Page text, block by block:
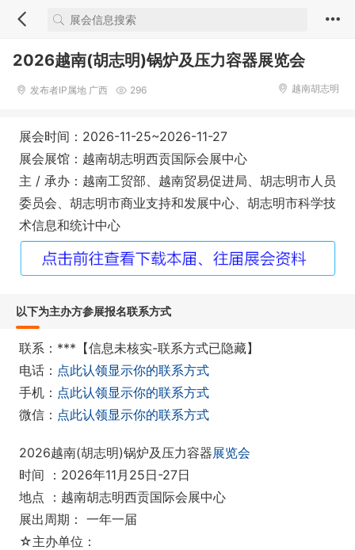
2026越南(胡志明)锅炉及压力容器展览会
发布者IP属地 广西 296 越南胡志明
展会时间：2026-11-25~2026-11-27
展会展馆：越南胡志明西贡国际会展中心
主 / 承办：越南工贸部、越南贸易促进局、胡志明市人员
委员会、胡志明市商业支持和发展中心、胡志明市科学技
术信息和统计中心
以下为主办方参展报名联系方式
联系：***【信息未核实-联系方式已隐藏】
电话： 点此认领显示你的联系方式
手机： 点此认领显示你的联系方式
微信： 点此认领显示你的联系方式
2026越南(胡志明)锅炉及压力容器展览会
时间 ：2026年11月25日-27日
地点 ：越南胡志明西贡国际会展中心
展出周期： 一年一届
☆主办单位：